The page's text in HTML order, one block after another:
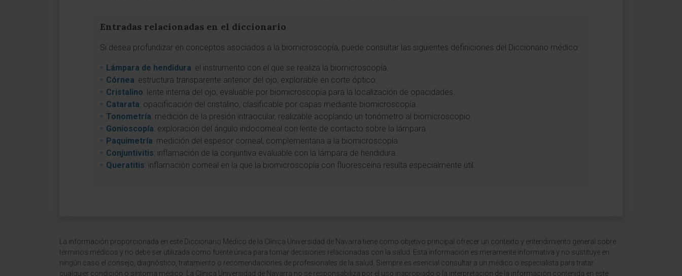
Entradas relacionadas en el diccionario
Si desea profundizar en conceptos asociados a la biomicroscopía, puede consultar las siguientes definiciones del Diccionario médico:
Lámpara de hendidura: el instrumento con el que se realiza la biomicroscopía.
Córnea: estructura transparente anterior del ojo, explorable en corte óptico.
Cristalino: lente interna del ojo, evaluable por biomicroscopía para la localización de opacidades.
Catarata: opacificación del cristalino, clasificable por capas mediante biomicroscopía.
Tonometría: medición de la presión intraocular, realizable acoplando un tonómetro al biomicroscopio.
Gonioscopía: exploración del ángulo iridocorneal con lente de contacto sobre la lámpara.
Paquimetría: medición del espesor corneal, complementaria a la biomicroscopía.
Conjuntivitis: inflamación de la conjuntiva evaluable con la lámpara de hendidura.
Queratitis: inflamación corneal en la que la biomicroscopía con fluoresceína resulta especialmente útil.
La información proporcionada en este Diccionario Médico de la Clínica Universidad de Navarra tiene como objetivo principal ofrecer un contexto y entendimiento general sobre
términos médicos y no debe ser utilizada como fuente única para tomar decisiones relacionadas con la salud. Esta información es meramente informativa y no sustituye en
ningún caso el consejo, diagnóstico, tratamiento o recomendaciones de profesionales de la salud. Siempre es esencial consultar a un médico o especialista para tratar
cualquier condición o síntoma médico. La Clínica Universidad de Navarra no se responsabiliza por el uso inapropiado o la interpretación de la información contenida en este